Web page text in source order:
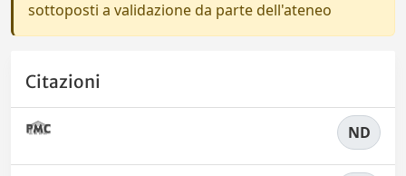
sottoposti a validazione da parte dell'ateneo
Citazioni
ND